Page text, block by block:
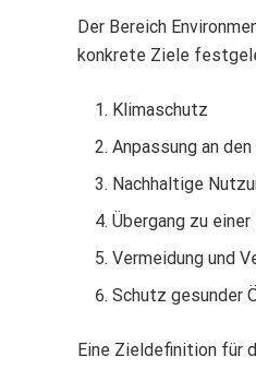
Der Bereich
konkrete Ziele
Klimaschutz
Anpassung an
Nachhaltige
Übergang zu
Vermeidung und
Schutz gesunder
Eine Zieldefinition für